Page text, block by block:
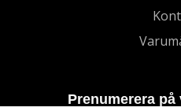
Prenumerera